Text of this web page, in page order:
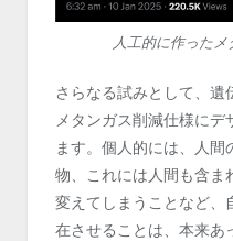
人工的に作った
さらなる試みとして、
メタンガス削減仕様に
ます。個人的には、人
物、これには人間も含ま
変えてしまうことなど、
在させることは、本来あ